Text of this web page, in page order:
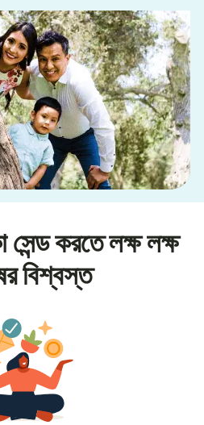
সেন্ড করতে লক্ষ লক্ষ
বিশ্বস্ত